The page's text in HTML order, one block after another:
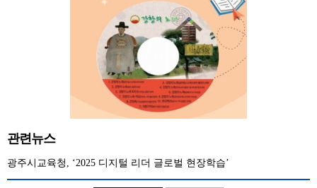
관련뉴스
광주시교육청, ‘2025 디지털 리더 글로벌 현장학습’